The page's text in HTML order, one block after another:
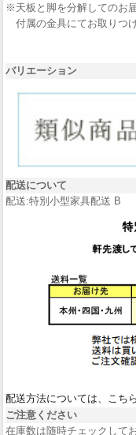
※天板と脚を分解してのお
付属の金具にてお取りつけ
バリエーション
配送について
配送:特別小型家具配送 B
配送方法については、こち
ご注意ください
在庫数は随時チェックして